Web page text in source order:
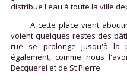
distribue l'eau à toute la ville
A cette place vient
voient quelques restes des
rue se prolonge jusqu'à la
également, comme nous
Becquerel et de St Pierre.